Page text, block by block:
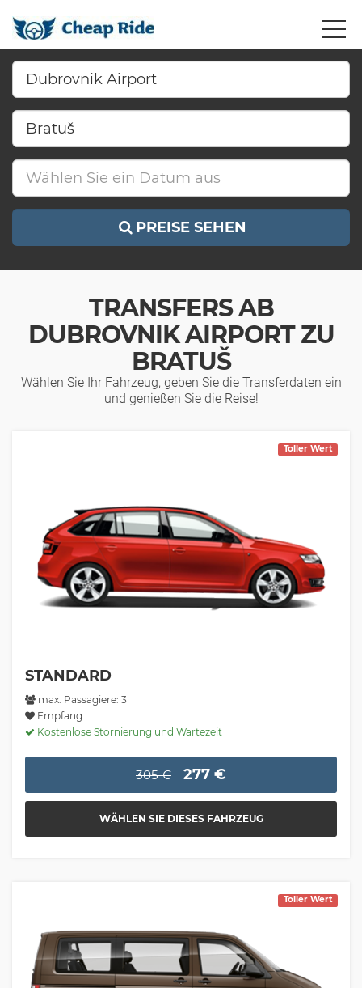
PREISE SEHEN
TRANSFERS AB
DUBROVNIK AIRPORT ZU
BRATUŠ
Wählen Sie Ihr Fahrzeug, geben Sie die Transferdaten ein
und genießen Sie die Reise!
Toller Wert
STANDARD
max. Passagiere: 3
Empfang
Kostenlose Stornierung und Wartezeit
305 € 277 €
WÄHLEN SIE DIESES FAHRZEUG
Toller Wert